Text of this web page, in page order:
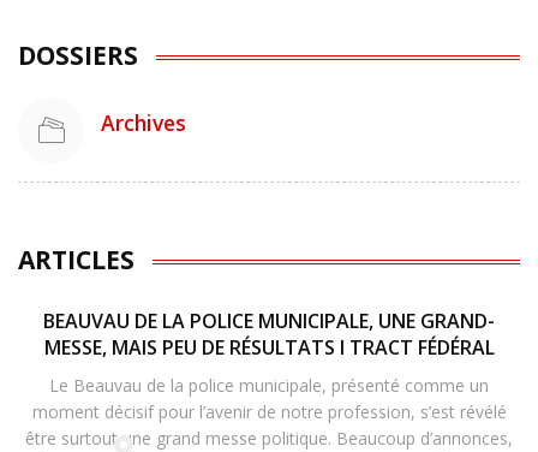
DOSSIERS
Archives
ARTICLES
BEAUVAU DE LA POLICE MUNICIPALE, UNE GRAND-
MESSE, MAIS PEU DE RÉSULTATS I TRACT FÉDÉRAL
Le Beauvau de la police municipale, présenté comme un
moment décisif pour l’avenir de notre profession, s’est révélé
être surtout une grand messe politique. Beaucoup d’annonces,